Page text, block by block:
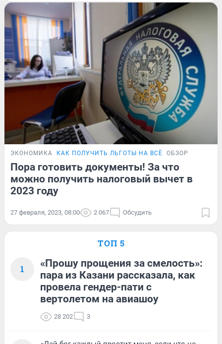
ЭКОНОМИКА КАК ПОЛУЧИТЬ ЛЬГОТЫ НА ВСЁ ОБЗОР
Пора готовить документы! За что
можно получить налоговый вычет в
2023 году
27 февраля, 2023, 08:00 2 067 Обсудить
ТОП 5
1
«Прошу прощения за смелость»:
пара из Казани рассказала, как
провела гендер-пати с
вертолетом на авиашоу
28 202 3